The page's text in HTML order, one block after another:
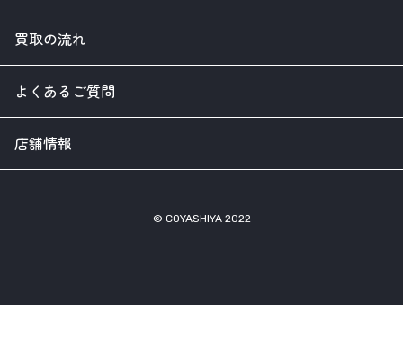
買取の流れ
よくあるご質問
店舗情報
© COYASHIYA 2022